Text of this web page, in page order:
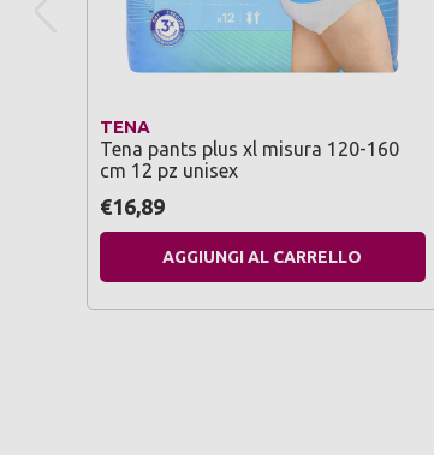
TENA
Tena pants plus xl misura 120-160
cm 12 pz unisex
€16,89
AGGIUNGI AL CARRELLO